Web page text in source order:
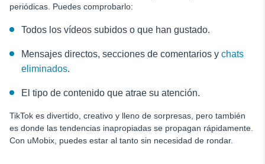
periódicas. Puedes comprobarlo:
Todos los vídeos subidos o que han gustado.
Mensajes directos, secciones de comentarios y chats
eliminados.
El tipo de contenido que atrae su atención.
TikTok es divertido, creativo y lleno de sorpresas, pero también
es donde las tendencias inapropiadas se propagan rápidamente.
Con uMobix, puedes estar al tanto sin necesidad de rondar.